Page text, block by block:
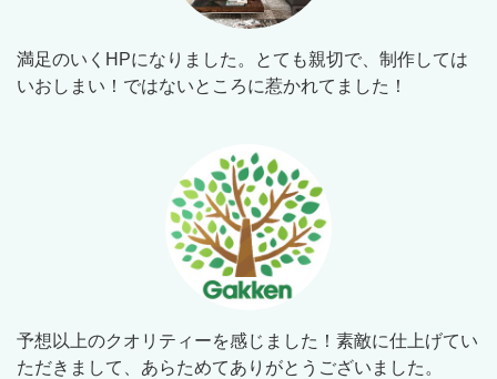
満足のいくHPになりました。とても親切で、制作しては
いおしまい！ではないところに惹かれてました！
予想以上のクオリティーを感じました！素敵に仕上げてい
ただきまして、あらためてありがとうございました。